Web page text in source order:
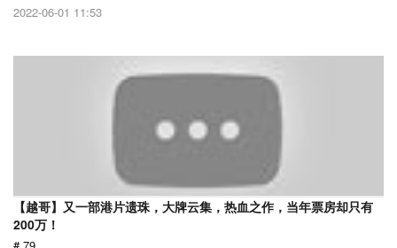
2022-06-01 11:53
【越哥】又一部港片遗珠，大牌云集，热血之作，当年票房却只有
200万！